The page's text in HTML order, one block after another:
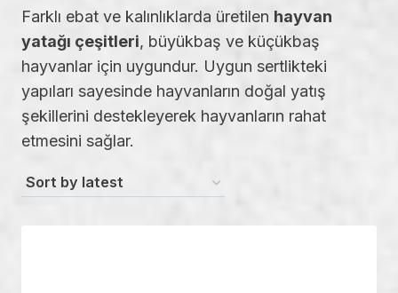
Farklı ebat ve kalınlıklarda üretilen hayvan
yatağı çeşitleri, büyükbaş ve küçükbaş
hayvanlar için uygundur. Uygun sertlikteki
yapıları sayesinde hayvanların doğal yatış
şekillerini destekleyerek hayvanların rahat
etmesini sağlar.